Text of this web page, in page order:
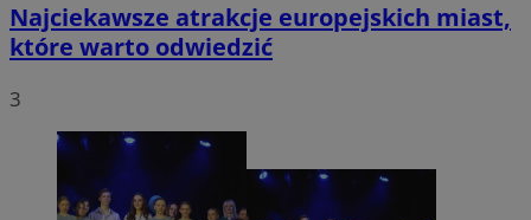
Najciekawsze atrakcje europejskich miast,
które warto odwiedzić
3